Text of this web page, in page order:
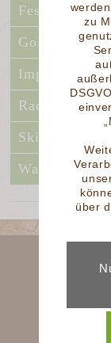
Feste und
Golfen
Impressum
Radfahren
Skigebiete
Wandern
zu
über